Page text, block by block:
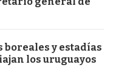
y estadías
los uruguayos